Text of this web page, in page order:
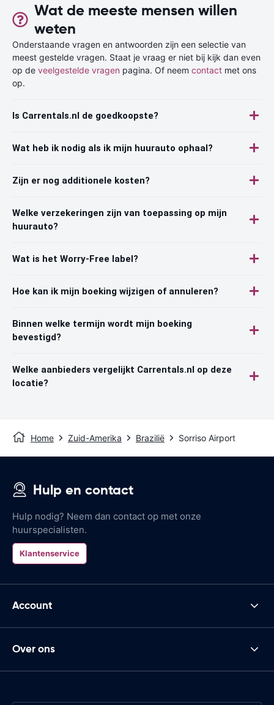
Wat de meeste mensen willen
weten
Onderstaande vragen en antwoorden zijn een selectie van
meest gestelde vragen. Staat je vraag er niet bij kijk dan even
op de veelgestelde vragen pagina. Of neem contact met ons
op.
Is Carrentals.nl de goedkoopste?
Wat heb ik nodig als ik mijn huurauto ophaal?
Zijn er nog additionele kosten?
Welke verzekeringen zijn van toepassing op mijn
huurauto?
Wat is het Worry-Free label?
Hoe kan ik mijn boeking wijzigen of annuleren?
Binnen welke termijn wordt mijn boeking
bevestigd?
Welke aanbieders vergelijkt Carrentals.nl op deze
locatie?
Home Zuid-Amerika Brazilië Sorriso Airport
Hulp en contact
Hulp nodig? Neem dan contact op met onze
huurspecialisten.
Klantenservice
Account
Over ons